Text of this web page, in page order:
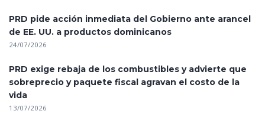
PRD pide acción inmediata del Gobierno ante arancel
de EE. UU. a productos dominicanos
24/07/2026
PRD exige rebaja de los combustibles y advierte que
sobreprecio y paquete fiscal agravan el costo de la
vida
13/07/2026